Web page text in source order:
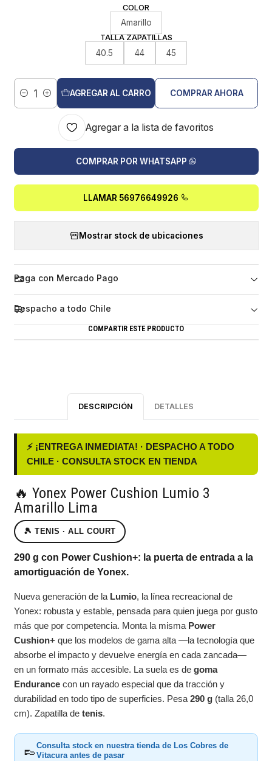
COLOR
Amarillo
TALLA ZAPATILLAS
40.5 44 45
Cantidad
AGREGAR AL CARRO COMPRAR AHORA
Agregar a la lista de favoritos
COMPRAR POR WHATSAPP
LLAMAR 56976649926
Mostrar stock de ubicaciones
Paga con Mercado Pago
Despacho a todo Chile
COMPARTIR ESTE PRODUCTO
DESCRIPCIÓN DETALLES
⚡ ¡ENTREGA INMEDIATA! · DESPACHO A TODO
CHILE · CONSULTA STOCK EN TIENDA
🔥 Yonex Power Cushion Lumio 3
Amarillo Lima
🎾 TENIS · ALL COURT
290 g con Power Cushion+: la puerta de entrada a la
amortiguación de Yonex.
Nueva generación de la Lumio, la línea recreacional de
Yonex: robusta y estable, pensada para quien juega por gusto
más que por competencia. Monta la misma Power
Cushion+ que los modelos de gama alta —la tecnología que
absorbe el impacto y devuelve energía en cada zancada—
en un formato más accesible. La suela es degoma
Endurance con un rayado especial que da tracción y
durabilidad en todo tipo de superficies. Pesa290 g (talla 26,0
cm). Zapatilla detenis.
👞Consulta stock en nuestra tienda de Los Cobres de
Vitacura antes de pasar